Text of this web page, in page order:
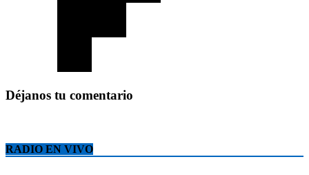
Déjanos tu comentario
RADIO EN VIVO